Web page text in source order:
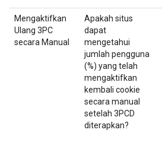
Mengaktifkan
Ulang 3PC
secara Manual
Apakah situs
dapat
mengetahui
jumlah pengguna
(%) yang telah
mengaktifkan
kembali cookie
secara manual
setelah 3PCD
diterapkan?